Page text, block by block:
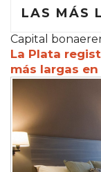
LAS MÁS
Capital
La Plata
más largas